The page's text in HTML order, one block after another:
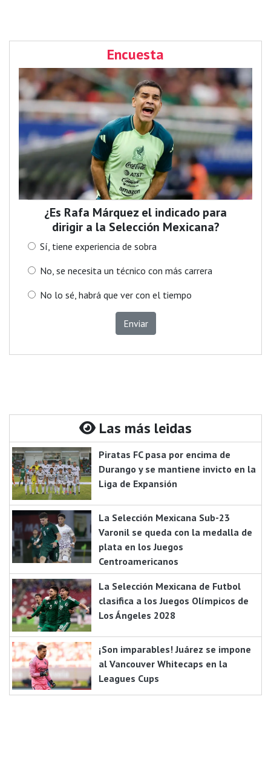
Encuesta
¿Es Rafa Márquez el indicado para
dirigir a la Selección Mexicana?
Sí, tiene experiencia de sobra
No, se necesita un técnico con más carrera
No lo sé, habrá que ver con el tiempo
Enviar
Las más leidas
Piratas FC pasa por encima de
Durango y se mantiene invicto en la
Liga de Expansión
La Selección Mexicana Sub-23
Varonil se queda con la medalla de
plata en los Juegos
Centroamericanos
La Selección Mexicana de Futbol
clasifica a los Juegos Olímpicos de
Los Ángeles 2028
¡Son imparables! Juárez se impone
al Vancouver Whitecaps en la
Leagues Cups